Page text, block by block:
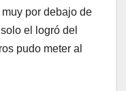
por debajo de
el logró del
pudo meter al